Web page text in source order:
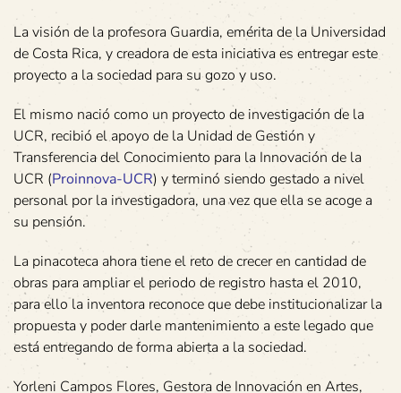
La visión de la profesora Guardia, emérita de la Universidad
de Costa Rica, y creadora de esta iniciativa es entregar este
proyecto a la sociedad para su gozo y uso.
El mismo nació como un proyecto de investigación de la
UCR, recibió el apoyo de la Unidad de Gestión y
Transferencia del Conocimiento para la Innovación de la
UCR (Proinnova-UCR) y terminó siendo gestado a nivel
personal por la investigadora, una vez que ella se acoge a
su pensión.
La pinacoteca ahora tiene el reto de crecer en cantidad de
obras para ampliar el periodo de registro hasta el 2010,
para ello la inventora reconoce que debe institucionalizar la
propuesta y poder darle mantenimiento a este legado que
está entregando de forma abierta a la sociedad.
Yorleni Campos Flores, Gestora de Innovación en Artes,